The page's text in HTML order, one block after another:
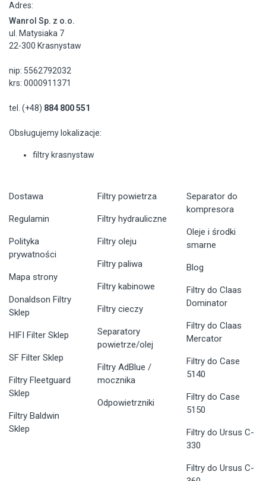
Adres:
Wanrol Sp. z o.o.
ul. Matysiaka 7
22-300 Krasnystaw
nip: 5562792032
krs: 0000911371
tel. (+48) 884 800 551
Obsługujemy lokalizacje:
filtry krasnystaw
Dostawa
Regulamin
Polityka
prywatności
Mapa strony
Donaldson Filtry
Sklep
HIFI Filter Sklep
SF Filter Sklep
Filtry Fleetguard
Sklep
Filtry Baldwin
Sklep
Filtry powietrza
Filtry hydrauliczne
Filtry oleju
Filtry paliwa
Filtry kabinowe
Filtry cieczy
Separatory
powietrze/olej
Filtry AdBlue /
mocznika
Odpowietrzniki
Separator do
kompresora
Oleje i środki
smarne
Blog
Filtry do Claas
Dominator
Filtry do Claas
Mercator
Filtry do Case
5140
Filtry do Case
5150
Filtry do Ursus C-
330
Filtry do Ursus C-